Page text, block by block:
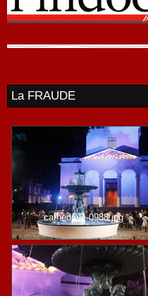
La FRAUDE
cathedrale-0988.jpg